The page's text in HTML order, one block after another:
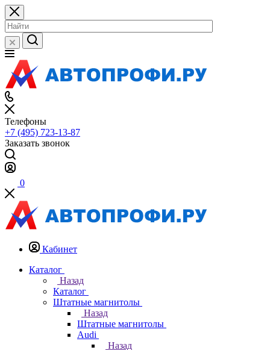
Телефоны
+7 (495) 723-13-87
Заказать звонок
0
Кабинет
Каталог
Назад
Каталог
Штатные магнитолы
Назад
Штатные магнитолы
Audi
Назад